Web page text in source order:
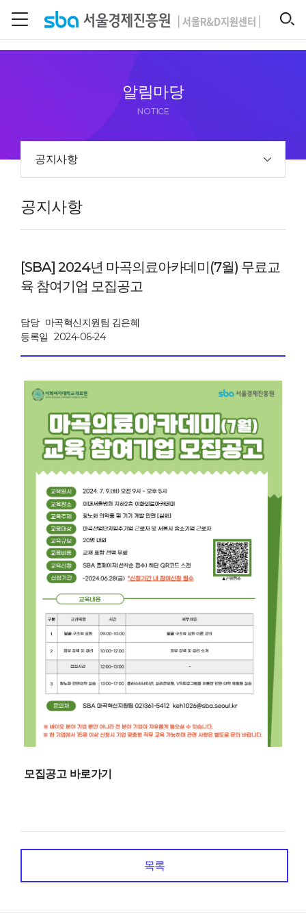
알림마당
NOTICE
공지사항
공지사항
[SBA] 2024년 마곡의료아카데미(7월) 무료교
육 참여기업 모집공고
담당 마곡혁신지원팀 김은혜
등록일 2024-06-24
모집공고 바로가기
목록